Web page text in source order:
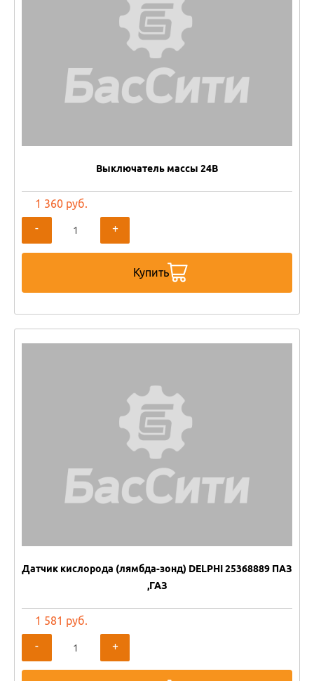
Выключатель массы 24В
1 360 руб.
-
+
Купить
Датчик кислорода (лямбда-зонд) DELPHI 25368889 ПАЗ
,ГАЗ
1 581 руб.
-
+